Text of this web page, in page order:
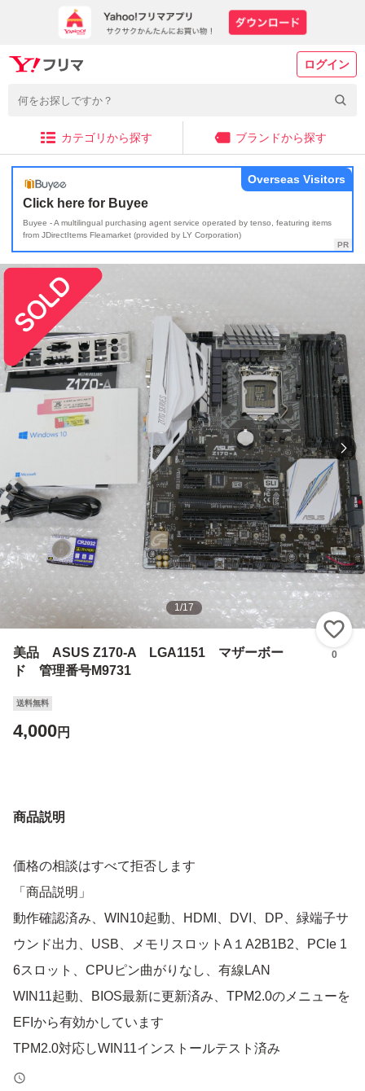
ログイン
カテゴリから探す ブランドから探す
Click here for Buyee
Buyee - A multilingual purchasing agent service operated by tenso, featuring items
from JDirectItems Fleamarket (provided by LY Corporation)
Overseas Visitors
1/17
美品 ASUS Z170-A LGA1151 マザーボー
ド 管理番号M9731
0
送料無料
4,000円
商品説明
価格の相談はすべて拒否します
「商品説明」
動作確認済み、WIN10起動、HDMI、DVI、DP、緑端子サ
ウンド出力、USB、メモリスロットA１A2B1B2、PCIe 1
6スロット、CPUピン曲がりなし、有線LAN
WIN11起動、BIOS最新に更新済み、TPM2.0のメニューを
EFIから有効かしています
TPM2.0対応しWIN11インストールテスト済み